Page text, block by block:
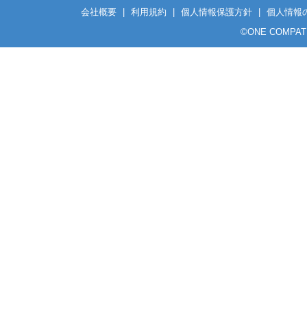
会社概要 利用規約 個人情報保護方針
個人情報
©ONE